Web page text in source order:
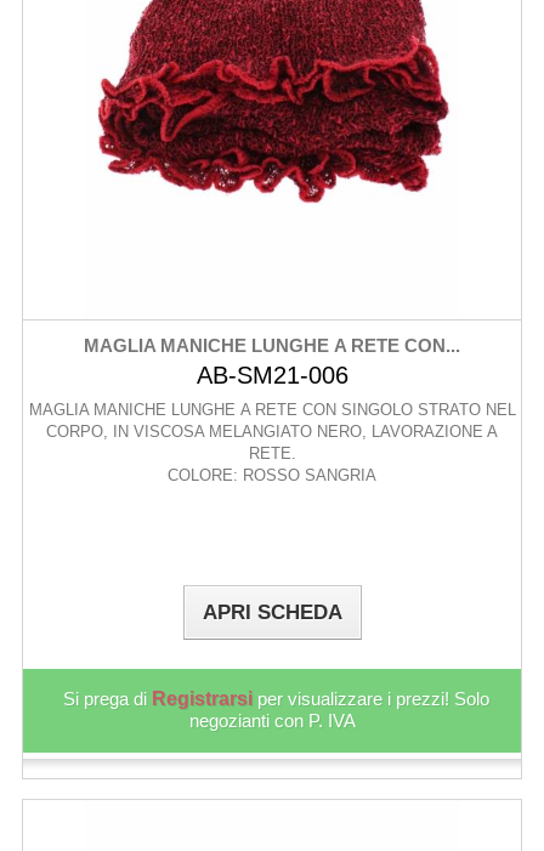
MAGLIA MANICHE LUNGHE A RETE CON...
AB-SM21-006
MAGLIA MANICHE LUNGHE A RETE CON SINGOLO STRATO NEL
CORPO, IN VISCOSA MELANGIATO NERO, LAVORAZIONE A
RETE.
COLORE: ROSSO SANGRIA
APRI SCHEDA
Si prega di Registrarsi per visualizzare i prezzi! Solo
negozianti con P. IVA